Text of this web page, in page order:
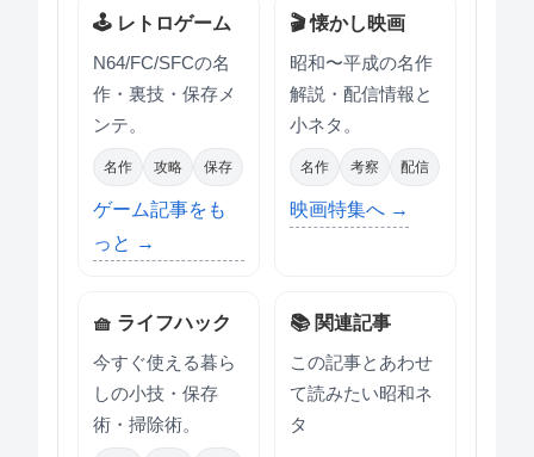
🕹 レトロゲーム
N64/FC/SFCの名
作・裏技・保存メ
ンテ。
名作 攻略 保存
ゲーム記事をも
っと →
🎬 懐かし映画
昭和〜平成の名作
解説・配信情報と
小ネタ。
名作 考察 配信
映画特集へ →
🧺 ライフハック
今すぐ使える暮ら
しの小技・保存
術・掃除術。
📚 関連記事
この記事とあわせ
て読みたい昭和ネ
タ